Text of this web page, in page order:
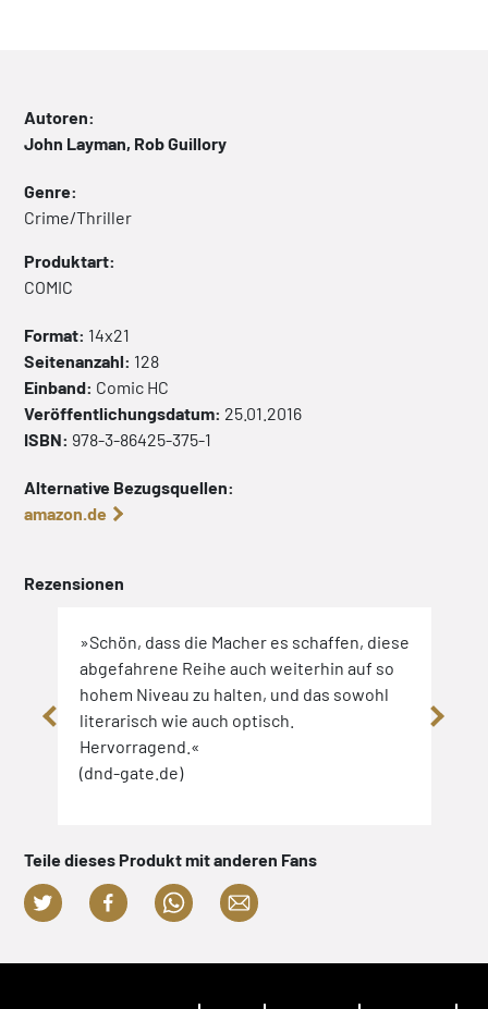
Autoren:
John Layman, Rob Guillory
Genre:
Crime/Thriller
Produktart:
COMIC
Format: 14x21
Seitenanzahl: 128
Einband: Comic HC
Veröffentlichungsdatum: 25.01.2016
ISBN: 978-3-86425-375-1
Alternative Bezugsquellen:
amazon.de
Rezensionen
»Schön, dass die Macher es schaffen, diese
abgefahrene Reihe auch weiterhin auf so
hohem Niveau zu halten, und das sowohl
literarisch wie auch optisch.
Hervorragend.«
(dnd-gate.de)
Teile dieses Produkt mit anderen Fans